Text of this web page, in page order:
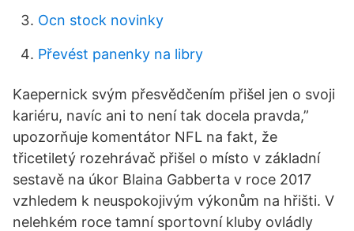
Ocn stock novinky
Převést panenky na libry
Kaepernick svým přesvědčením přišel jen o svoji
kariéru, navíc ani to není tak docela pravda,”
upozorňuje komentátor NFL na fakt, že
třicetiletý rozehrávač přišel o místo v základní
sestavě na úkor Blaina Gabberta v roce 2017
vzhledem k neuspokojivým výkonům na hřišti. V
nelehkém roce tamní sportovní kluby ovládly